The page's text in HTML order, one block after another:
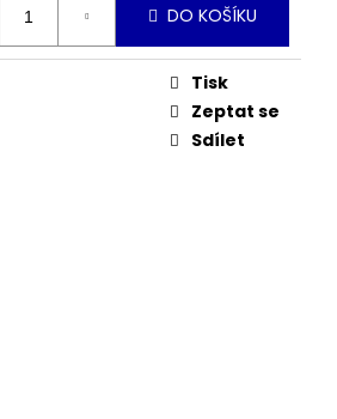
DO KOŠÍKU
Tisk
Zeptat se
Sdílet